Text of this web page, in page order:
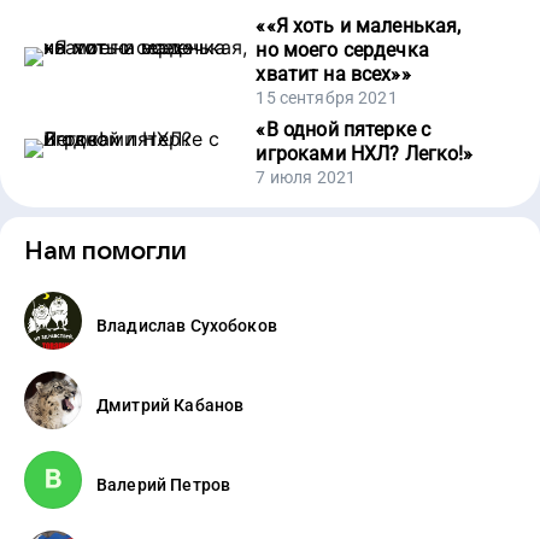
««Я хоть и маленькая,
но моего сердечка
хватит на всех»»
15 сентября 2021
«В одной пятерке с
игроками НХЛ? Легко!»
7 июля 2021
Нам помогли
Владислав Сухобоков
Дмитрий Кабанов
Валерий Петров